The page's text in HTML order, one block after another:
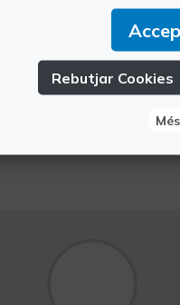
Si ve amb
davant
Cal seguir per
recomanem
directa. Es pot
servei de
Rebutjar Cookies